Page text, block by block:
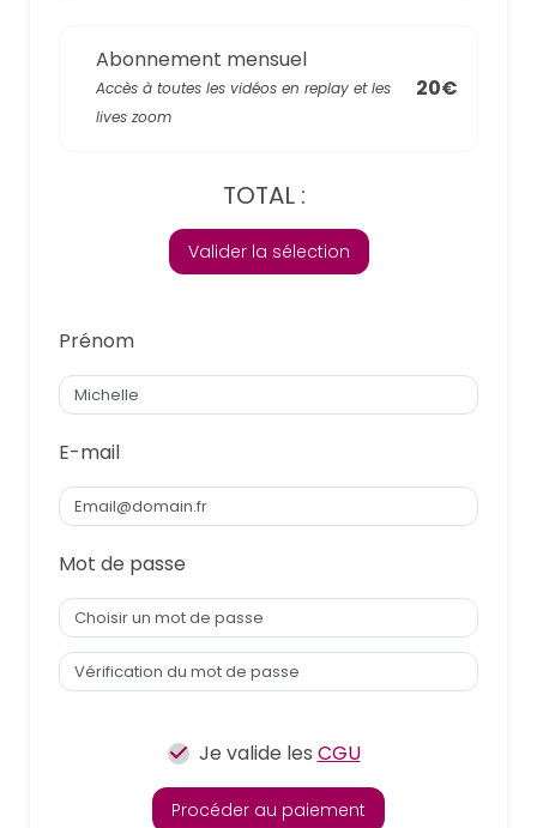
Abonnement mensuel
Accès à toutes les vidéos en replay et les
lives zoom
20€
TOTAL :
Valider la sélection
Prénom
E-mail
Mot de passe
Je valide les CGU
Procéder au paiement